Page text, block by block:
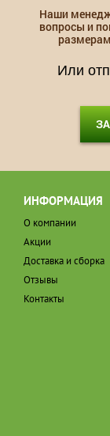
Наши
вопросы и
Или
ИНФОРМАЦИЯ
О компании
Акции
Доставка и сборка
Отзывы
Контакты